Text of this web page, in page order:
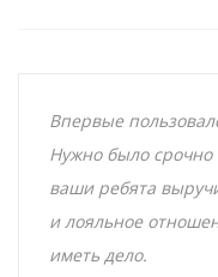
Впервые
Нужно было срочно
ваши ребята
и лояльное
иметь дело.